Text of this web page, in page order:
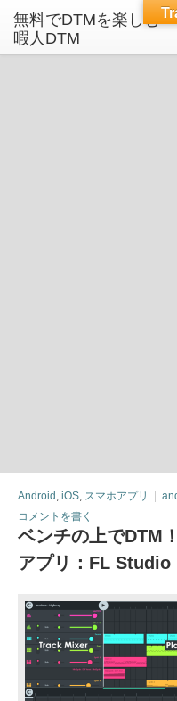
Android , iOS, スマホアプリ
コメントを書く
ベンチの上でDTM
アプリ：FL